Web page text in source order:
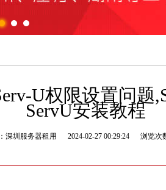
U权限设置问题
ServU安装教程
深圳服务器租用 2024-02-27 00:29:24 浏览次